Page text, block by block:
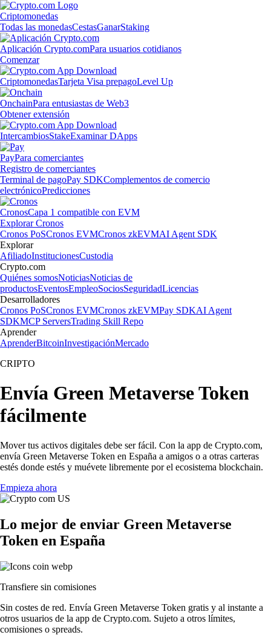
Criptomonedas
Todas las monedasCestasGanarStaking
Aplicación Crypto.comPara usuarios cotidianos
Comenzar
CriptomonedasTarjeta Visa prepagoLevel Up
OnchainPara entusiastas de Web3
Obtener extensión
IntercambiosStakeExaminar DApps
PayPara comerciantes
Registro de comerciantes
Terminal de pagoPay SDKComplementos de comercio
electrónicoPredicciones
CronosCapa 1 compatible con EVM
Explorar Cronos
Cronos PoSCronos EVMCronos zkEVMAI Agent SDK
Explorar
AfiliadoInstitucionesCustodia
Crypto.com
Quiénes somosNoticiasNoticias de
productosEventosEmpleoSociosSeguridadLicencias
Desarrolladores
Cronos PoSCronos EVMCronos zkEVMPay SDKAI Agent
SDKMCP ServersTrading Skill Repo
Aprender
AprenderBitcoinInvestigaciónMercado
CRIPTO
Envía Green Metaverse Token
fácilmente
Mover tus activos digitales debe ser fácil. Con la app de Crypto.com,
envía Green Metaverse Token en España a amigos o a otras carteras
estés donde estés y muévete libremente por el ecosistema blockchain.
Empieza ahora
Lo mejor de enviar Green Metaverse
Token en España
Transfiere sin comisiones
Sin costes de red. Envía Green Metaverse Token gratis y al instante a
otros usuarios de la app de Crypto.com. Sujeto a otros límites,
comisiones o spreads.